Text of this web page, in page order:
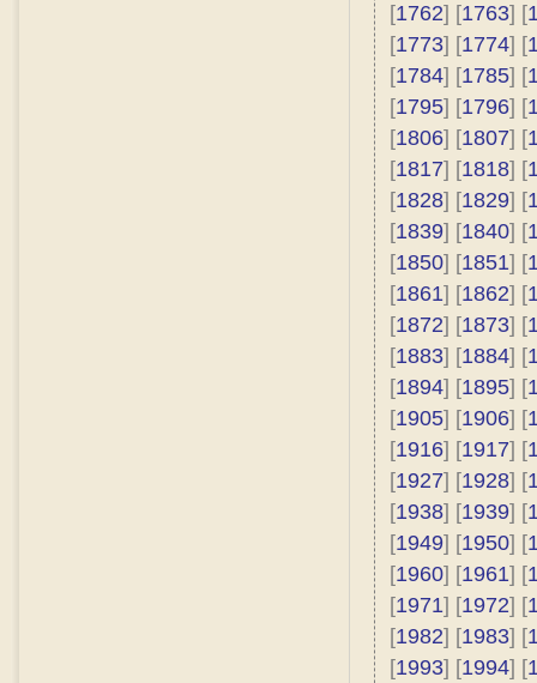
[1762] [1763] [
[1773] [1774] [
[1784] [1785] [
[1795] [1796] [
[1806] [1807] [
[1817] [1818] [
[1828] [1829] [
[1839] [1840] [
[1850] [1851] [
[1861] [1862] [
[1872] [1873] [
[1883] [1884] [
[1894] [1895] [
[1905] [1906] [
[1916] [1917] [
[1927] [1928] [
[1938] [1939] [
[1949] [1950] [
[1960] [1961] [
[1971] [1972] [
[1982] [1983] [
[1993] [1994] [